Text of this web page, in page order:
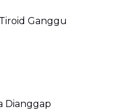
Ganggu
Dianggap